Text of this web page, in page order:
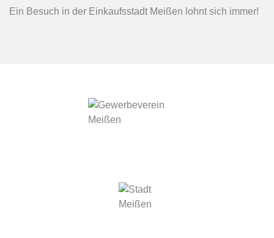
Ein Besuch in der Einkaufsstadt Meißen lohnt sich immer!